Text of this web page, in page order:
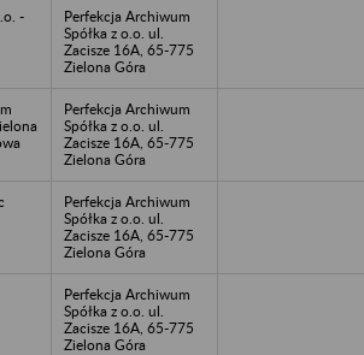
-
Perfekcja Archiwum
Spółka z o.o. ul.
Zacisze 16A, 65-775
Zielona Góra
Perfekcja Archiwum
Spółka z o.o. ul.
Zacisze 16A, 65-775
Zielona Góra
Perfekcja Archiwum
Spółka z o.o. ul.
Zacisze 16A, 65-775
Zielona Góra
Perfekcja Archiwum
Spółka z o.o. ul.
Zacisze 16A, 65-775
Zielona Góra